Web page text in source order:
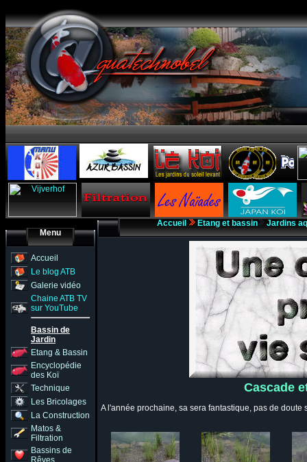
Menu
Accueil
Le blog ATB
Galerie vidéo
Chaine ATB TV
sur YouTube
Bassin de
Jardin
Etang & Bassin
Encyclopédie
des Koï
Technique
Les Bricolages
La Construction
Matos &
Filtration
Bassins de
Rêves
Accueil Etang et bassin Jardins
Cascade
A l'année prochaine, sa sera fantastique, pas de doute